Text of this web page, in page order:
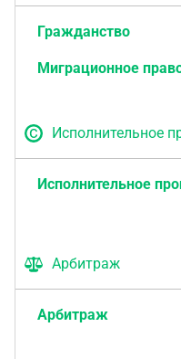
Гражданство
Миграционное
Исполнительное
Исполнительное
Арбитраж
Арбитраж